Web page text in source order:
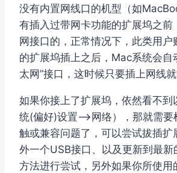
没有内置网线口的机型（如
有插入过带网卡功能的扩展坞之前
网接口的，正常情况下，此类用
的扩展坞插上之后，Mac系统会自
太网”接口，这时候只要插上网线就
如果你接上了扩展坞，依然看不到
统(偏好)设置–>网络），那就需要
触或兼容问题了，可以尝试拔插扩
外一个USB接口、以及更新到最
方法进行尝试，另外如果你所使用